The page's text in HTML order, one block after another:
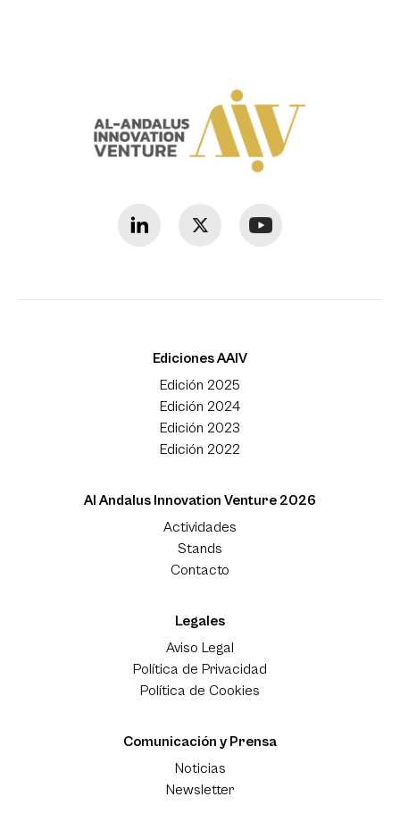
Ediciones AAIV
Edición 2025
Edición 2024
Edición 2023
Edición 2022
Al Andalus Innovation Venture 2026
Actividades
Stands
Contacto
Legales
Aviso Legal
Política de Privacidad
Política de Cookies
Comunicación y Prensa
Noticias
Newsletter